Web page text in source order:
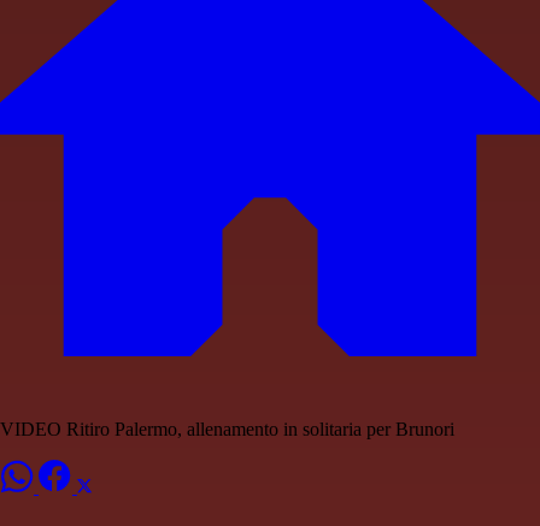
VIDEO Ritiro Palermo, allenamento in solitaria per Brunori